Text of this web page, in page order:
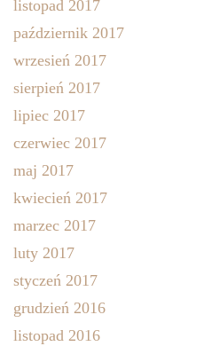
listopad 2017
październik 2017
wrzesień 2017
sierpień 2017
lipiec 2017
czerwiec 2017
maj 2017
kwiecień 2017
marzec 2017
luty 2017
styczeń 2017
grudzień 2016
listopad 2016